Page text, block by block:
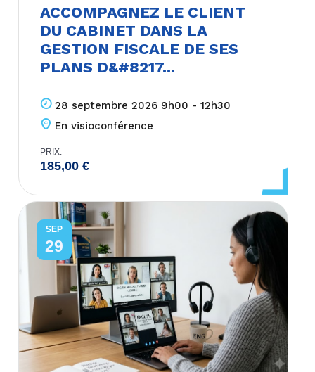
ACCOMPAGNEZ LE CLIENT
DU CABINET DANS LA
GESTION FISCALE DE SES
PLANS D&#8217...
28 septembre 2026 9h00 - 12h30
En visioconférence
PRIX:
185,00€
SEP
29